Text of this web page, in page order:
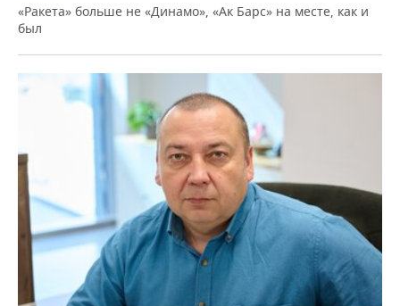
«Ракета» больше не «Динамо», «Ак Барс» на месте, как и
был